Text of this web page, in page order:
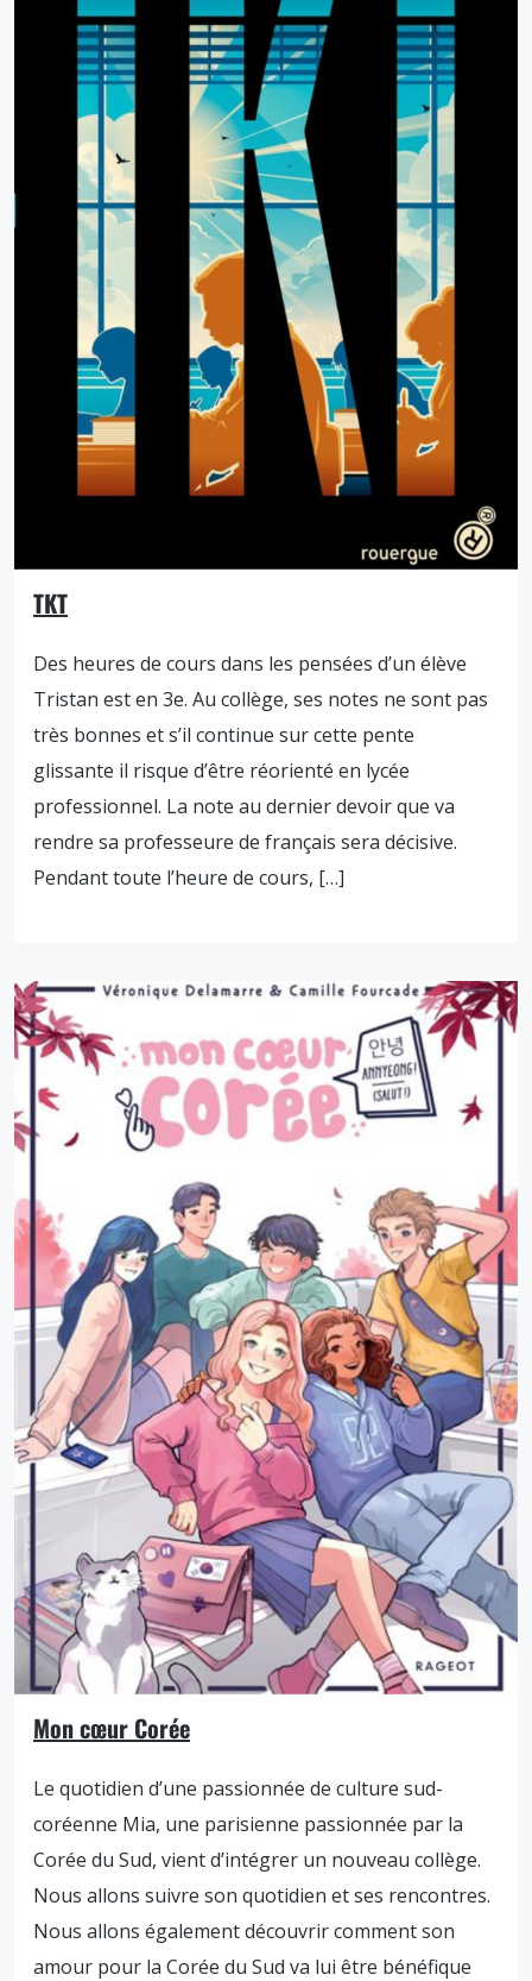
TKT
Des heures de cours dans les pensées d’un élève
Tristan est en 3e. Au collège, ses notes ne sont pas
très bonnes et s’il continue sur cette pente
glissante il risque d’être réorienté en lycée
professionnel. La note au dernier devoir que va
rendre sa professeure de français sera décisive.
Pendant toute l’heure de cours, […]
Mon cœur Corée
Le quotidien d’une passionnée de culture sud-
coréenne Mia, une parisienne passionnée par la
Corée du Sud, vient d’intégrer un nouveau collège.
Nous allons suivre son quotidien et ses rencontres.
Nous allons également découvrir comment son
amour pour la Corée du Sud va lui être bénéfique